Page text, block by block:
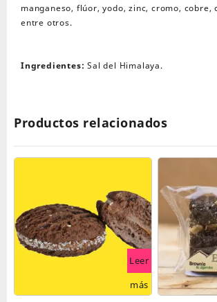
manganeso, flúor, yodo, zinc, cromo, cobre,
entre otros.
Ingredientes:Sal del Himalaya.
Productos relacionados
Leer
más